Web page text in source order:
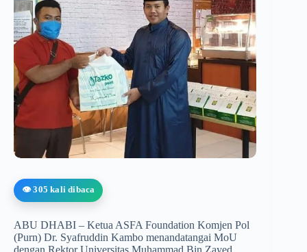
👁️ 305 kali dibaca
ABU DHABI – Ketua ASFA Foundation Komjen Pol
(Purn) Dr. Syafruddin Kambo menandatangai MoU